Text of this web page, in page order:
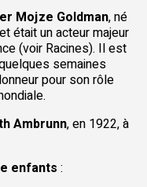
Mojze Goldman, né
était un acteur majeur
(voir Racines). Il est
semaines
pour son rôle
Ambrunn, en 1922, à
enfants :